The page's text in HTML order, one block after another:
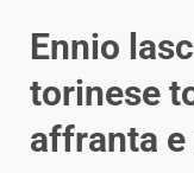
Ennio
torinese
affranta